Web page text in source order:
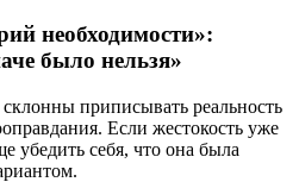
необходимости»:
было нельзя»
приписывать реальность
Если жестокость уже
убедить себя, что она была